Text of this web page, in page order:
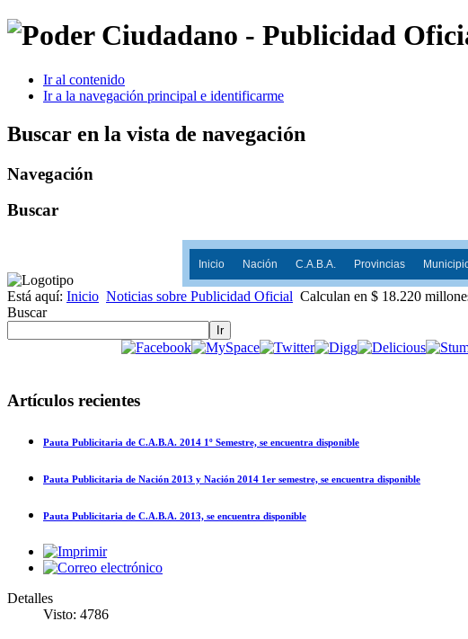
Ir al contenido
Ir a la navegación principal e identificarme
Buscar en la vista de navegación
Navegación
Buscar
Inicio Nación C.A.B.A. Provincias
Está aquí: Inicio Noticias sobre Publicidad Oficial Calculan en $ 18.220
Buscar
Ir
Artículos recientes
Pauta Publicitaria de C.A.B.A. 2014 1º Semestre, se encuentra disponible
Pauta Publicitaria de Nación 2013 y Nación 2014 1er semestre, se encuentra disponible
Pauta Publicitaria de C.A.B.A. 2013, se encuentra disponible
Detalles
Visto: 4786